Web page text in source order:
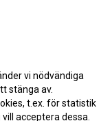
vi nödvändiga
stänga av.
t.ex. för statistik
acceptera dessa.